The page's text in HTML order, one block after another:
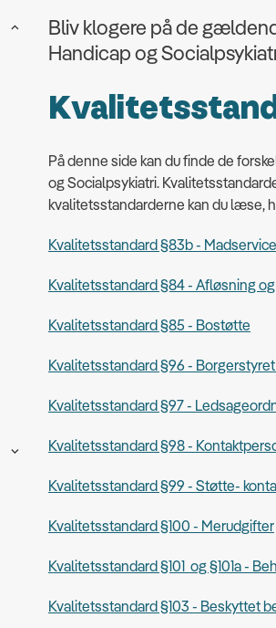
Bliv klogere på de
Handicap og
På denne side kan du finde de
og Socialpsykiatri.
kvalitetsstandarderne kan du læse,
Kvalitetsstandard §83b - Madservice
Kvalitetsstandard §84 - Afløsning
Kvalitetsstandard §85 - Bostøtte
Kvalitetsstandard §96 -
Kvalitetsstandard §97 -
Kvalitetsstandard §98 -
Kvalitetsstandard §99 - Støtte-
Kvalitetsstandard §100 - Merudgifter
Kvalitetsstandard §101 og §101a -
Kvalitetsstandard §103 - Beskyttet